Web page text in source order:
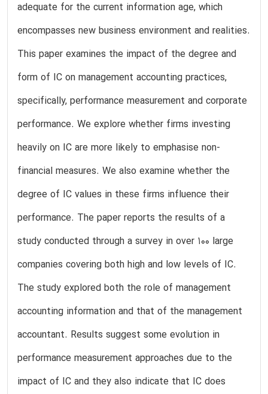
adequate for the current information age, which
encompasses new business environment and realities.
This paper examines the impact of the degree and
form of IC on management accounting practices,
specifically, performance measurement and corporate
performance. We explore whether firms investing
heavily on IC are more likely to emphasise non-
financial measures. We also examine whether the
degree of IC values in these firms influence their
performance. The paper reports the results of a
study conducted through a survey in over 100 large
companies covering both high and low levels of IC.
The study explored both the role of management
accounting information and that of the management
accountant. Results suggest some evolution in
performance measurement approaches due to the
impact of IC and they also indicate that IC does